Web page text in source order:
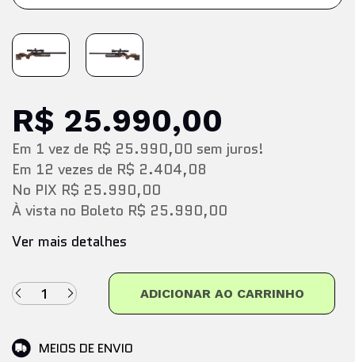
R$ 25.990,00
Em 1 vez de R$ 25.990,00 sem juros!
Em 12 vezes de R$ 2.404,08
No PIX R$ 25.990,00
À vista no Boleto R$ 25.990,00
Ver mais detalhes
ADICIONAR AO CARRINHO
MEIOS DE ENVIO